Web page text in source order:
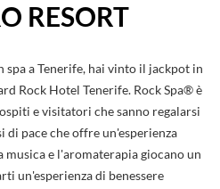
RESORT
spa a Tenerife, hai vinto il jackpot in
Rock Hotel Tenerife. Rock Spa® è
e visitatori che sanno regalarsi
di pace che offre un'esperienza
musica e l'aromaterapia giocano un
un'esperienza di benessere